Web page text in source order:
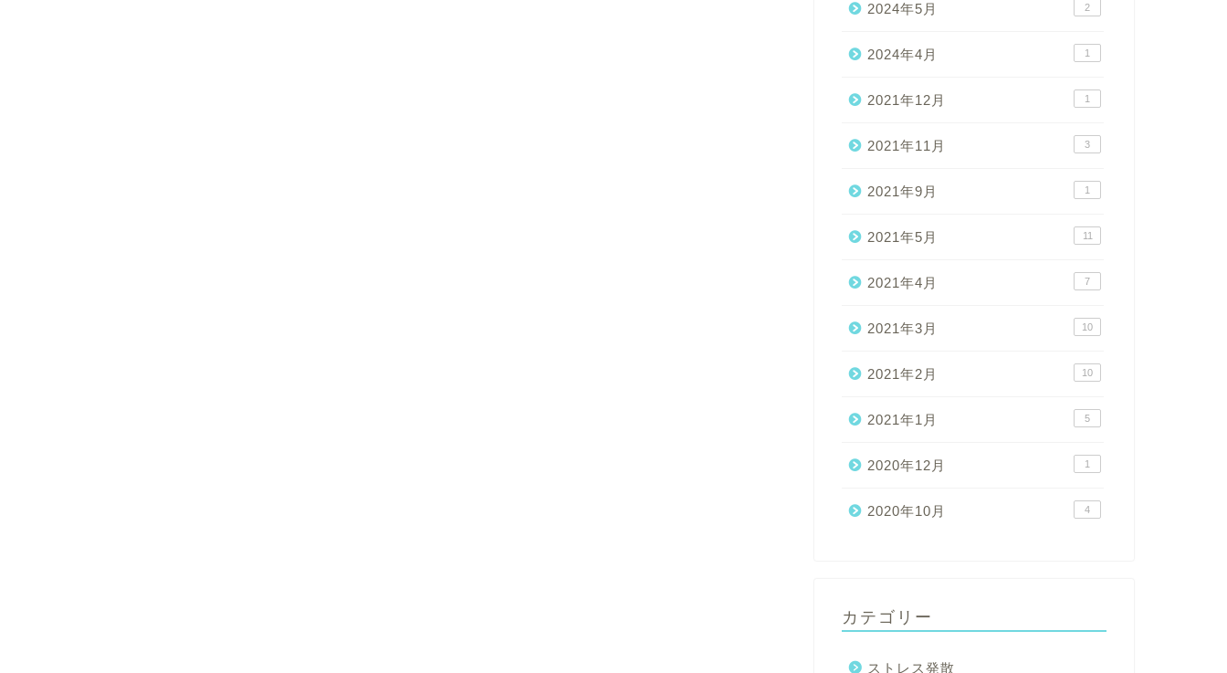
2024年5月 2
2024年4月 1
2021年12月 1
2021年11月 3
2021年9月 1
2021年5月 11
2021年4月 7
2021年3月 10
2021年2月 10
2021年1月 5
2020年12月 1
2020年10月 4
カテゴリー
ストレス発散